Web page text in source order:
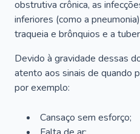
obstrutiva crônica, as
inferiores (como a
traqueia e brônquios e a
Devido à gravidade dessas
atento aos sinais de quando
por exemplo:
Cansaço sem esforço;